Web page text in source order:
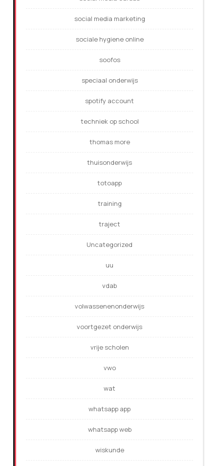
social media marketing
sociale hygiene online
soofos
speciaal onderwijs
spotify account
techniek op school
thomas more
thuisonderwijs
totoapp
training
traject
Uncategorized
uu
vdab
volwassenenonderwijs
voortgezet onderwijs
vrije scholen
vwo
wat
whatsapp app
whatsapp web
wiskunde